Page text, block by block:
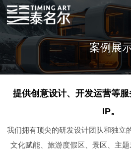
案例展
提供创意设计、开发运营等
IP。
我们拥有顶尖的研发设计团队和独立
文化赋能、旅游度假区、景区、主